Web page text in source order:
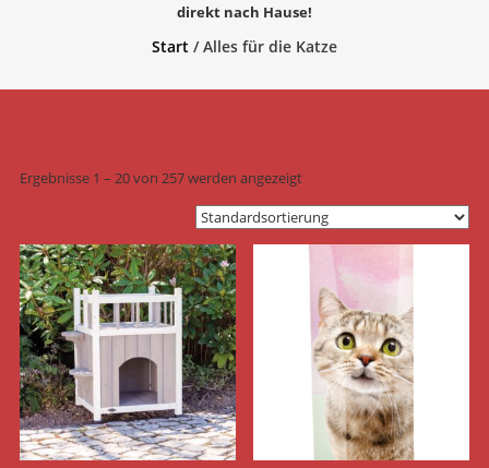
direkt nach Hause!
Start/ Alles für die Katze
Ergebnisse 1 – 20 von 257 werden angezeigt